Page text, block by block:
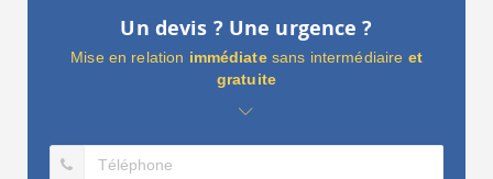
Un devis ? Une urgence ?
Mise en relation immédiatesans intermédiaire et
gratuite